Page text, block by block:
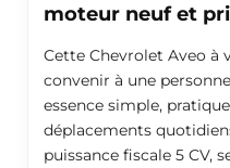
moteur neuf et
Cette Chevrolet Aveo à
convenir à une
essence simple,
déplacements
puissance fiscale 5 CV,